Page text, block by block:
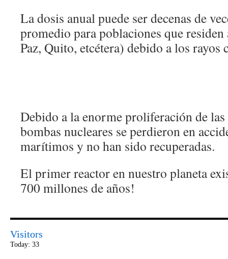
La dosis anual puede ser decenas de
promedio para poblaciones que
Paz, Quito, etcétera) debido a los rayos
Debido a la enorme proliferación de
bombas nucleares se perdieron en
marítimos y no han sido recuperadas.
El primer reactor en nuestro planeta
700 millones de años!
Visitors
Today: 33